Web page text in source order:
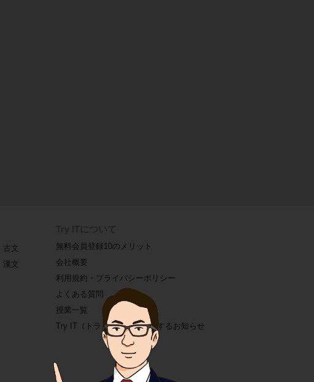
古文
漢文
無料会員登録10のメリット
会社概要
利用規約・プライバシーポリシー
よくある質問
授業一覧
Try IT（トライイット）に関するお知らせ